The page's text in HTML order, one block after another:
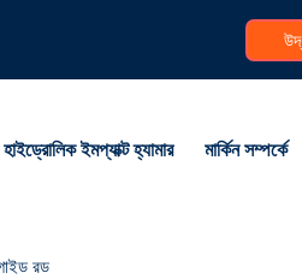
হাইড্রোলিক ইমপ্যাক্ট হ্যামার মার্কিন সম্পর্কে
রড